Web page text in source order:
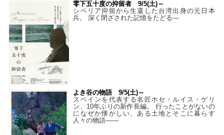
零下五十度の抑留者 9/5(土)～
シベリア抑留から生還した台湾出身の元日本
兵。 深く閉ざされた記憶をたどる—
よき谷の物語 9/5(土)～
スペインを代表する名匠ホセ・ルイス・ゲリ
ン、10年ぶりの新作長編。 行ったことがないの
になぜか懐かしい、ある土地とそこに暮らす
人々の物語――